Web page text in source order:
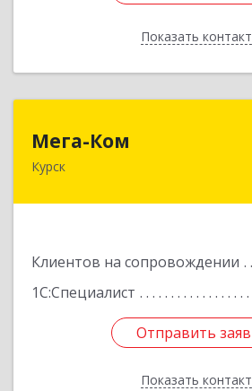
ПоказатьНазад
Мега-Ком
Курск
Клиентов на сопровождении
1С:Специалист
Отправить
Показать
305001, Курская обл, Курск г,
Отправить
Назад